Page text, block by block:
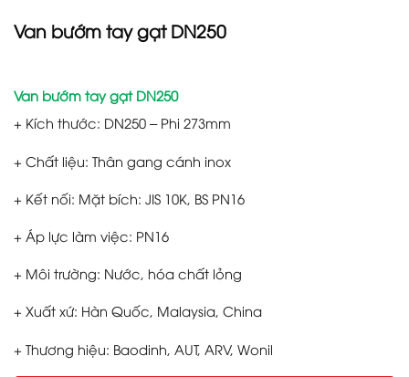
Van bướm tay gạt DN250
Van bướm tay gạt DN250
+ Kích thước: DN250 – Phi 273mm
+ Chất liệu: Thân gang cánh inox
+ Kết nối: Mặt bích: JIS 10K, BS PN16
+ Áp lực làm việc: PN16
+ Môi trường: Nước, hóa chất lỏng
+ Xuất xứ: Hàn Quốc, Malaysia, China
+ Thương hiệu: Baodinh, AUT, ARV, Wonil